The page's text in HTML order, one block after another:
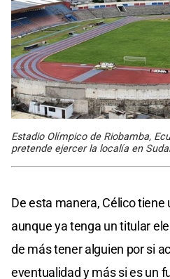
Estadio Olímpico de Riobamba,
pretende ejercer la localía en
De esta manera, Célico tiene
aunque ya tenga un titular
de más tener alguien por si
eventualidad y más si es un